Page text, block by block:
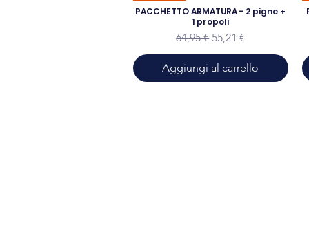
PACCHETTO ARMATURA - 2 pigne +
1 propoli
Prezzo regolare
64,95 € Prezzo scontato
55,21 €
Aggiungi al carrello